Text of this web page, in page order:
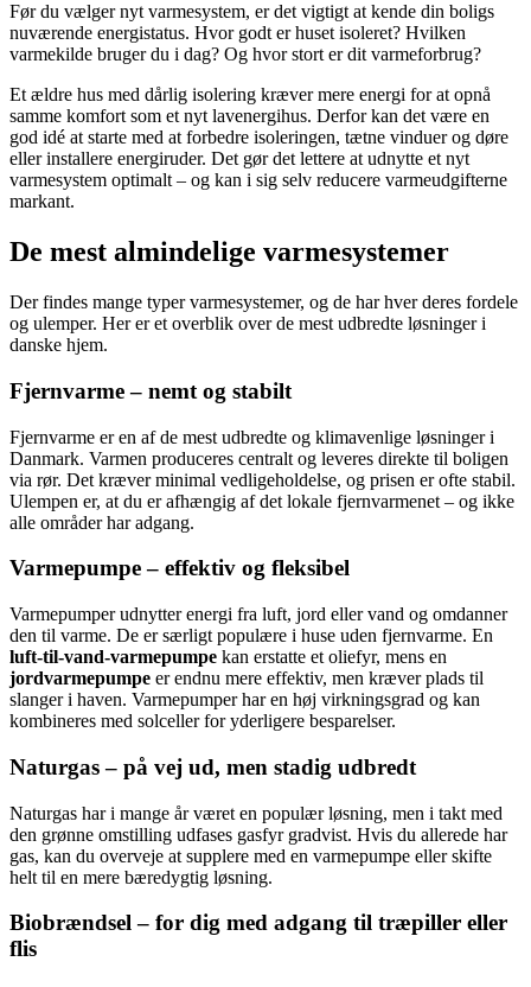
Før du vælger nyt varmesystem, er det vigtigt at kende din boligs
nuværende energistatus. Hvor godt er huset isoleret? Hvilken
varmekilde bruger du i dag? Og hvor stort er dit varmeforbrug?
Et ældre hus med dårlig isolering kræver mere energi for at opnå
samme komfort som et nyt lavenergihus. Derfor kan det være en
god idé at starte med at forbedre isoleringen, tætne vinduer og døre
eller installere energiruder. Det gør det lettere at udnytte et nyt
varmesystem optimalt – og kan i sig selv reducere varmeudgifterne
markant.
De mest almindelige varmesystemer
Der findes mange typer varmesystemer, og de har hver deres fordele
og ulemper. Her er et overblik over de mest udbredte løsninger i
danske hjem.
Fjernvarme – nemt og stabilt
Fjernvarme er en af de mest udbredte og klimavenlige løsninger i
Danmark. Varmen produceres centralt og leveres direkte til boligen
via rør. Det kræver minimal vedligeholdelse, og prisen er ofte stabil.
Ulempen er, at du er afhængig af det lokale fjernvarmenet – og ikke
alle områder har adgang.
Varmepumpe – effektiv og fleksibel
Varmepumper udnytter energi fra luft, jord eller vand og omdanner
den til varme. De er særligt populære i huse uden fjernvarme. En
luft-til-vand-varmepumpe kan erstatte et oliefyr, mens en
jordvarmepumpe er endnu mere effektiv, men kræver plads til
slanger i haven. Varmepumper har en høj virkningsgrad og kan
kombineres med solceller for yderligere besparelser.
Naturgas – på vej ud, men stadig udbredt
Naturgas har i mange år været en populær løsning, men i takt med
den grønne omstilling udfases gasfyr gradvist. Hvis du allerede har
gas, kan du overveje at supplere med en varmepumpe eller skifte
helt til en mere bæredygtig løsning.
Biobrændsel – for dig med adgang til træpiller eller
flis